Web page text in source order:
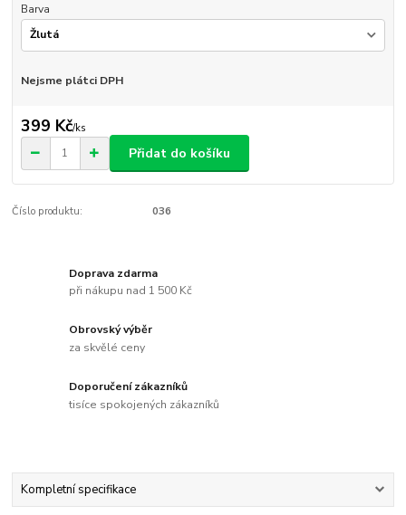
Barva
Nejsme plátci DPH
399 Kč/ks
Přidat do košíku
Číslo produktu: 036
Doprava zdarma
při nákupu nad 1 500 Kč
Obrovský výběr
za skvělé ceny
Doporučení zákazníků
tisíce spokojených zákazníků
Kompletní specifikace